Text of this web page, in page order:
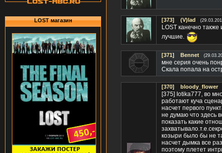
LOST магазин [373] (V)lad
LOST канечно
лучшие.
[371] Bennet
мне серия очень
Скала попала на
[370] bloody_flower
[375] Iotika777, во
работают куча
насчет первого
не думаю что здесь
показать какие
козыри было бы не
насчет дымка все
поэтому плетет